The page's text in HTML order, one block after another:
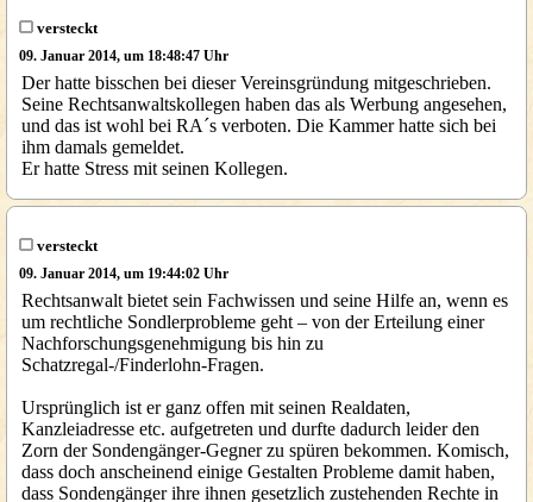
versteckt
09. Januar 2014, um 18:48:47 Uhr
Der hatte bisschen bei dieser Vereinsgründung mitgeschrieben.
Seine Rechtsanwaltskollegen haben das als Werbung angesehen,
und das ist wohl bei RA´s verboten. Die Kammer hatte sich bei
ihm damals gemeldet.
Er hatte Stress mit seinen Kollegen.
versteckt
09. Januar 2014, um 19:44:02 Uhr
Rechtsanwalt bietet sein Fachwissen und seine Hilfe an, wenn es
um rechtliche Sondlerprobleme geht – von der Erteilung einer
Nachforschungsgenehmigung bis hin zu
Schatzregal-/Finderlohn-Fragen.
Ursprünglich ist er ganz offen mit seinen Realdaten,
Kanzleiadresse etc. aufgetreten und durfte dadurch leider den
Zorn der Sondengänger-Gegner zu spüren bekommen. Komisch,
dass doch anscheinend einige Gestalten Probleme damit haben,
dass Sondengänger ihre ihnen gesetzlich zustehenden Rechte in